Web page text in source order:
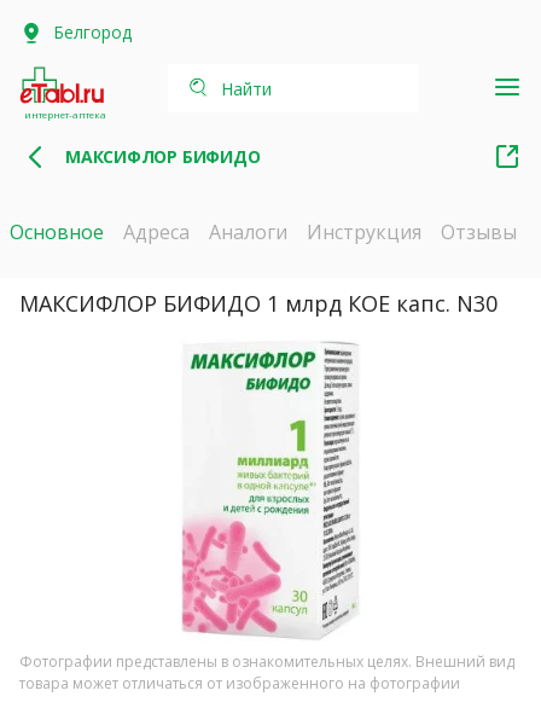
Белгород
интернет-аптека
Найти
МАКСИФЛОР БИФИДО
Основное Адреса Аналоги Инструкция Отзывы
МАКСИФЛОР БИФИДО 1 млрд КОЕ капс. N30
Фотографии представлены в ознакомительных целях. Внешний вид
товара может отличаться от изображенного на фотографии